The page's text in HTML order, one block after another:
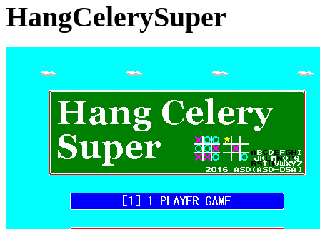
HangCelerySuper